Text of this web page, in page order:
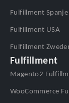
Fulfillment Spanje
Fulfillment USA
Fulfillment
Fulfillment
Magento2
WooCommerce